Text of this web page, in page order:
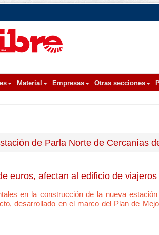
Material Empresas Otras secciones
de Parla Norte de Cercanías
euros, afectan al edificio de
en la construcción de la nueva
desarrollado en el marco del Plan de